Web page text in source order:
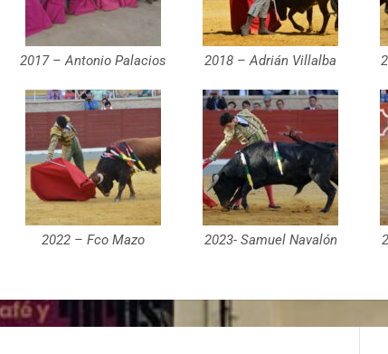
2017 – Antonio Palacios 2018 – Adrián Villalba
2022 – Fco Mazo 2023- Samuel Navalón